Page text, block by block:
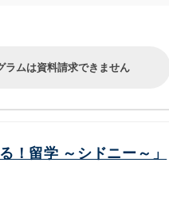
ラムは資料請求できません
！留学 ～シドニー～」